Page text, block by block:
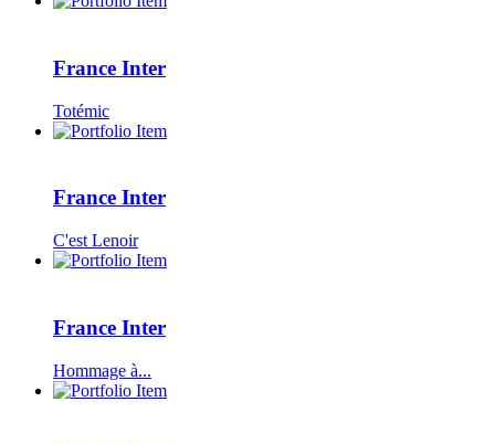
France Inter
Totémic
France Inter
C'est Lenoir
France Inter
Hommage à...